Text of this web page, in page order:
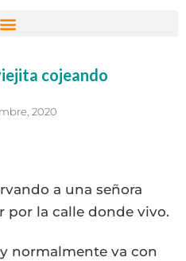
cojeando
2020
a una señora
por la calle donde vivo.
normalmente va con